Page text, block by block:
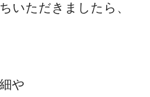
いただきましたら、
や